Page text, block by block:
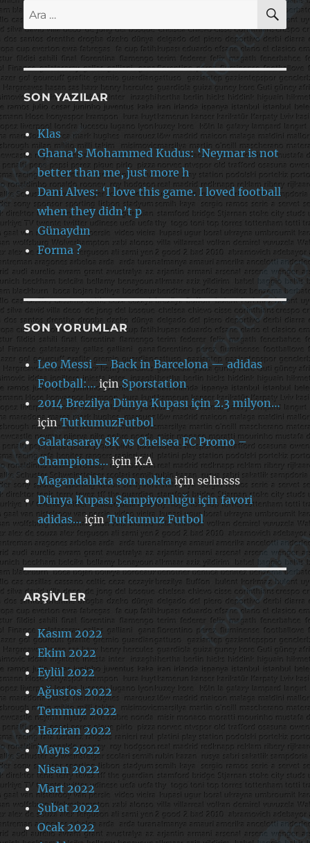
Ara:
SON YAZILAR
Klas
Ghana’s Mohammed Kudus: ‘Neymar is not
better than me, just more h
Dani Alves: ‘I love this game. I loved football
when they didn’t p
Günaydın
Forma ?
SON YORUMLAR
Leo Messi — Back in Barcelona — adidas
Football:…içinSporstation
2014 Brezilya Dünya Kupası için 2.3 milyon…
içinTutkumuzFutbol
Galatasaray SK vs Chelsea FC Promo –
Champions…içinK.A
Magandalıkta son noktaiçin selinsss
Dünya Kupası Şampiyonluğu için favori
adidas…içinTutkumuz Futbol
ARŞIVLER
Kasım 2022
Ekim 2022
Eylül 2022
Ağustos 2022
Temmuz 2022
Haziran 2022
Mayıs 2022
Nisan 2022
Mart 2022
Şubat 2022
Ocak 2022